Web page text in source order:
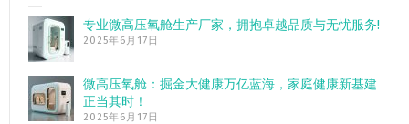
专业微高压氧舱生产厂家，拥抱卓越品质与无忧服务!
2025年6月17日
微高压氧舱：掘金大健康万亿蓝海，家庭健康新基建
正当其时！
2025年6月17日